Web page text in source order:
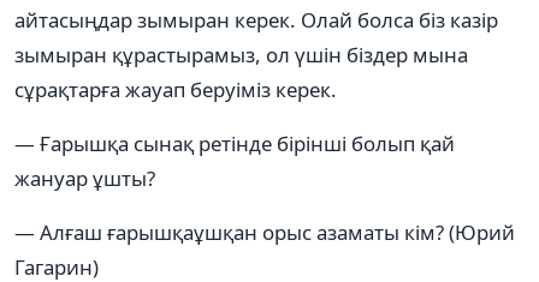
айтасыңдар зымыран керек. Олай болса біз казір
зымыран құрастырамыз, ол үшін біздер мына
сұрақтарға жауап беруіміз керек.
— Ғарышқа сынақ ретінде бірінші болып қай
жануар ұшты?
— Алғаш ғарышқаұшқан орыс азаматы кім? (Юрий
Гагарин)